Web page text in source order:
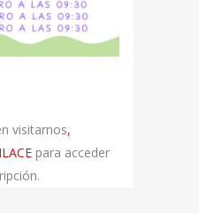
visitarnos,
para acceder